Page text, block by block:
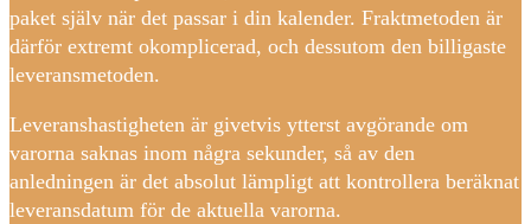
paket själv när det passar i din kalender. Fraktmetoden är
därför extremt okomplicerad, och dessutom den billigaste
leveransmetoden.
Leveranshastigheten är givetvis ytterst avgörande om
varorna saknas inom några sekunder, så av den
anledningen är det absolut lämpligt att kontrollera beräknat
leveransdatum för de aktuella varorna.